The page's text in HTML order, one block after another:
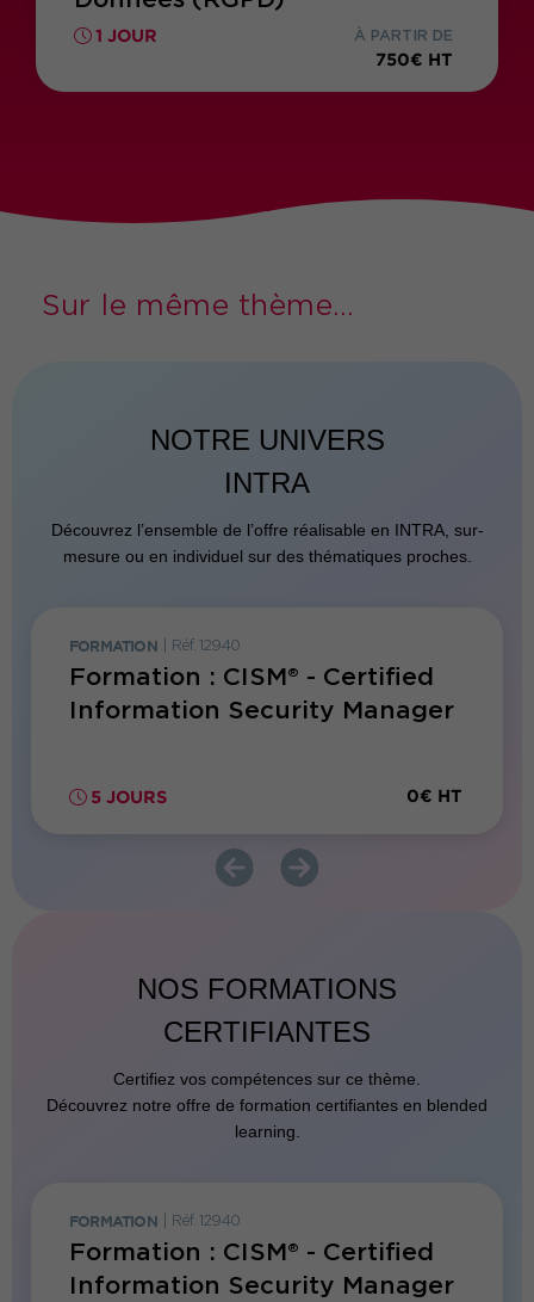
1 JOUR À PARTIR DE
750€ HT
Sur le même thème...
NOTRE UNIVERS
INTRA
Découvrez l’ensemble de l’offre réalisable en INTRA, sur-
mesure ou en individuel sur des thématiques proches.
FORMATION Réf. 12940
Formation : CISM® - Certified
Information Security Manager
5 JOURS 0€ HT
NOS FORMATIONS
CERTIFIANTES
Certifiez vos compétences sur ce thème.
Découvrez notre offre de formation certifiantes en blended
learning.
FORMATION Réf. 12940
Formation : CISM® - Certified
Information Security Manager